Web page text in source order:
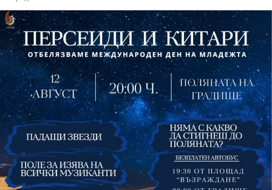
изпълнители GoGo, Toria, ZoV & Vakavliev.